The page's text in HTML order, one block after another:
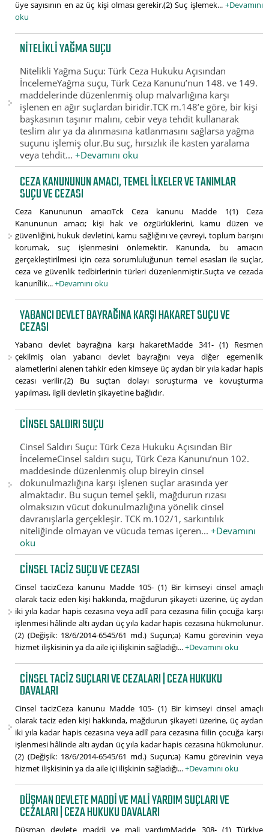
üye sayısının en az üç kişi olması gerekir.(2) Suç işlemek... +Devamını
oku
NITELIKLI YAĞMA SUÇU
Nitelikli Yağma Suçu: Türk Ceza Hukuku Açısından
İncelemeYağma suçu, Türk Ceza Kanunu’nun 148. ve 149.
maddelerinde düzenlenmiş olup malvarlığına karşı
işlenen en ağır suçlardan biridir.TCK m.148’e göre, bir kişi
başkasının taşınır malını, cebir veya tehdit kullanarak
teslim alır ya da alınmasına katlanmasını sağlarsa yağma
suçunu işlemiş olur.Bu suç, hırsızlık ile kasten yaralama
veya tehdit...+Devamını oku
CEZA KANUNUNUN AMACI, TEMEL İLKELER VE TANIMLAR
SUÇU VE CEZASI
Ceza Kanununun amacıTck Ceza kanunu Madde 1(1) Ceza
Kanununun amacı; kişi hak ve özgürlüklerini, kamu düzen ve
güvenliğini, hukuk devletini, kamu sağlığını ve çevreyi, toplum barışını
korumak, suç işlenmesini önlemektir. Kanunda, bu amacın
gerçekleştirilmesi için ceza sorumluluğunun temel esasları ile suçlar,
ceza ve güvenlik tedbirlerinin türleri düzenlenmiştir.Suçta ve cezada
kanunîlik...+Devamını oku
YABANCI DEVLET BAYRAĞINA KARŞI HAKARET SUÇU VE
CEZASI
Yabancı devlet bayrağına karşı hakaretMadde 341- (1) Resmen
çekilmiş olan yabancı devlet bayrağını veya diğer egemenlik
alametlerini alenen tahkir eden kimseye üç aydan bir yıla kadar hapis
cezası verilir.(2) Bu suçtan dolayı soruşturma ve kovuşturma
yapılması, ilgili devletin şikayetine bağlıdır.
CINSEL SALDIRI SUÇU
Cinsel Saldırı Suçu: Türk Ceza Hukuku Açısından Bir
İncelemeCinsel saldırı suçu, Türk Ceza Kanunu’nun 102.
maddesinde düzenlenmiş olup bireyin cinsel
dokunulmazlığına karşı işlenen suçlar arasında yer
almaktadır. Bu suçun temel şekli, mağdurun rızası
olmaksızın vücut dokunulmazlığına yönelik cinsel
davranışlarla gerçekleşir. TCK m.102/1, sarkıntılık
niteliğinde olmayan ve vücuda temas içeren...+Devamını
oku
CINSEL TACIZ SUÇU VE CEZASI
Cinsel tacizCeza kanunu Madde 105- (1) Bir kimseyi cinsel amaçlı
olarak taciz eden kişi hakkında, mağdurun şikayeti üzerine, üç aydan
iki yıla kadar hapis cezasına veya adlî para cezasına fiilin çocuğa karşı
işlenmesi hâlinde altı aydan üç yıla kadar hapis cezasına hükmolunur.
(2) (Değişik: 18/6/2014-6545/61 md.) Suçun;a) Kamu görevinin veya
hizmet ilişkisinin ya da aile içi ilişkinin sağladığı...+Devamını oku
CINSEL TACIZ SUÇLARI VE CEZALARI | CEZA HUKUKU
DAVALARI
Cinsel tacizCeza kanunu Madde 105- (1) Bir kimseyi cinsel amaçlı
olarak taciz eden kişi hakkında, mağdurun şikayeti üzerine, üç aydan
iki yıla kadar hapis cezasına veya adlî para cezasına fiilin çocuğa karşı
işlenmesi hâlinde altı aydan üç yıla kadar hapis cezasına hükmolunur.
(2) (Değişik: 18/6/2014-6545/61 md.) Suçun;a) Kamu görevinin veya
hizmet ilişkisinin ya da aile içi ilişkinin sağladığı...+Devamını oku
DÜŞMAN DEVLETE MADDI VE MALI YARDIM SUÇLARI VE
CEZALARI | CEZA HUKUKU DAVALARI
Düşman devlete maddi ve mali yardımMadde 308- (1) Türkiye